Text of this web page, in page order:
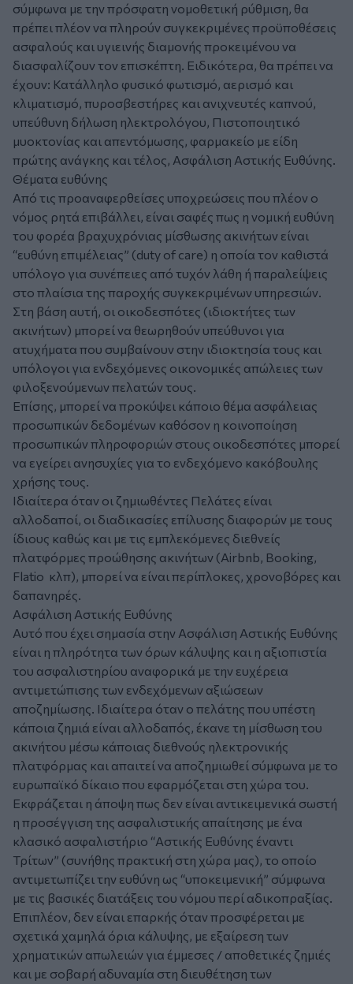
σύμφωνα με την πρόσφατη νομοθετική ρύθμιση, θα
πρέπει πλέον να πληρούν συγκεκριμένες προϋποθέσεις
ασφαλούς και υγιεινής διαμονής προκειμένου να
διασφαλίζουν τον επισκέπτη. Ειδικότερα, θα πρέπει να
έχουν: Κατάλληλο φυσικό φωτισμό, αερισμό και
κλιματισμό, πυροσβεστήρες και ανιχνευτές καπνού,
υπεύθυνη δήλωση ηλεκτρολόγου, Πιστοποιητικό
μυοκτονίας και απεντόμωσης, φαρμακείο με είδη
πρώτης ανάγκης και τέλος, Ασφάλιση Αστικής Ευθύνης.
Θέματα ευθύνης
Από τις προαναφερθείσες υποχρεώσεις που πλέον ο
νόμος ρητά επιβάλλει, είναι σαφές πως η νομική ευθύνη
του φορέα βραχυχρόνιας μίσθωσης ακινήτων είναι
“ευθύνη επιμέλειας” (duty of care) η οποία τον καθιστά
υπόλογο για συνέπειες από τυχόν λάθη ή παραλείψεις
στο πλαίσια της παροχής συγκεκριμένων υπηρεσιών.
Στη βάση αυτή, οι οικοδεσπότες (ιδιοκτήτες των
ακινήτων) μπορεί να θεωρηθούν υπεύθυνοι για
ατυχήματα που συμβαίνουν στην ιδιοκτησία τους και
υπόλογοι για ενδεχόμενες οικονομικές απώλειες των
φιλοξενούμενων πελατών τους.
Επίσης, μπορεί να προκύψει κάποιο θέμα ασφάλειας
προσωπικών δεδομένων καθόσον η κοινοποίηση
προσωπικών πληροφοριών στους οικοδεσπότες μπορεί
να εγείρει ανησυχίες για το ενδεχόμενο κακόβουλης
χρήσης τους.
Ιδιαίτερα όταν οι ζημιωθέντες Πελάτες είναι
αλλοδαποί, οι διαδικασίες επίλυσης διαφορών με τους
ίδιους καθώς και με τις εμπλεκόμενες διεθνείς
πλατφόρμες προώθησης ακινήτων (Airbnb, Booking,
Flatio κλπ), μπορεί να είναι περίπλοκες, χρονοβόρες και
δαπανηρές.
Ασφάλιση Αστικής Ευθύνης
Αυτό που έχει σημασία στην Ασφάλιση Αστικής Ευθύνης
είναι η πληρότητα των όρων κάλυψης και η αξιοπιστία
του ασφαλιστηρίου αναφορικά με την ευχέρεια
αντιμετώπισης των ενδεχόμενων αξιώσεων
αποζημίωσης. Ιδιαίτερα όταν ο πελάτης που υπέστη
κάποια ζημιά είναι αλλοδαπός, έκανε τη μίσθωση του
ακινήτου μέσω κάποιας διεθνούς ηλεκτρονικής
πλατφόρμας και απαιτεί να αποζημιωθεί σύμφωνα με το
ευρωπαϊκό δίκαιο που εφαρμόζεται στη χώρα του.
Εκφράζεται η άποψη πως δεν είναι αντικειμενικά σωστή
η προσέγγιση της ασφαλιστικής απαίτησης με ένα
κλασικό ασφαλιστήριο “Αστικής Ευθύνης έναντι
Τρίτων” (συνήθης πρακτική στη χώρα μας), το οποίο
αντιμετωπίζει την ευθύνη ως “υποκειμενική” σύμφωνα
με τις βασικές διατάξεις του νόμου περί αδικοπραξίας.
Επιπλέον, δεν είναι επαρκής όταν προσφέρεται με
σχετικά χαμηλά όρια κάλυψης, με εξαίρεση των
χρηματικών απωλειών για έμμεσες / αποθετικές ζημιές
και με σοβαρή αδυναμία στη διευθέτηση των